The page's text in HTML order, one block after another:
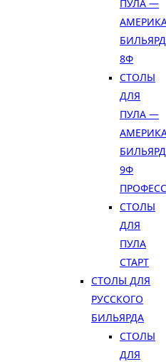
ПУЛА —
8Ф
СТОЛЫ
ДЛЯ
ПУЛА —
9Ф
СТОЛЫ
ДЛЯ
ПУЛА
СТАРТ
СТОЛЫ ДЛЯ
РУССКОГО
БИЛЬЯРДА
СТОЛЫ
ДЛЯ